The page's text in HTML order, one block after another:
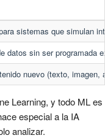
sistemas que simulan
datos sin ser programada
nuevo (texto, imagen,
Learning, y todo ML es
especial a la IA
analizar.